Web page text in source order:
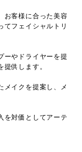
お客様に合った美容
てフェイシャルトリ
ーやドライヤーを提
供します。
メイクを提案し、メ
を対価としてアーテ